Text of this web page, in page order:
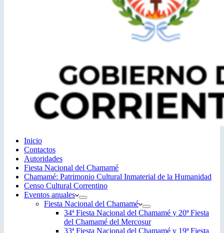
Inicio
Contactos
Autoridades
Fiesta Nacional del Chamamé
Chamamé: Patrimonio Cultural Inmaterial de la Humanidad
Censo Cultural Correntino
Eventos anuales
Fiesta Nacional del Chamamé
34ª Fiesta Nacional del Chamamé y 20ª Fiesta
del Chamamé del Mercosur
33ª Fiesta Nacional del Chamamé y 19ª Fiesta